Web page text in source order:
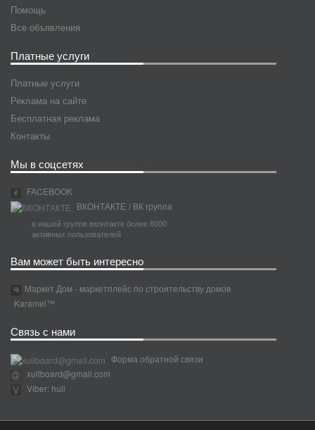
Помощь
Все объявления
Платные услуги
Платные услуги
Реклама на сайте
Бесплатная реклама
Контакты
Мы в соцсетях
FACEBOOK
ВКОНТАКТЕ / ВК группа
в нашей группе вконтакте более 6000
активных пользователей
Вам может быть интересно
Маркет Дом - маркетплейс по строительству домов
Karamel™
Связь с нами
Форма обратной связи
xullboard@gmail.com
Viber: hull